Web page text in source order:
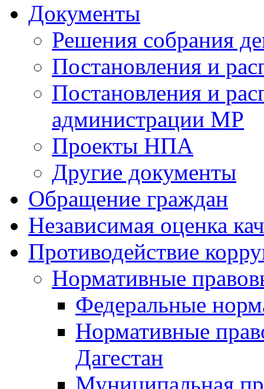
Документы
Решения собрания
Постановления и
Постановления и
администрации МР
Проекты НПА
Другие документы
Обращение граждан
Независимая оценка
Противодействие
Нормативные
Федеральные
Нормативные
Дагестан